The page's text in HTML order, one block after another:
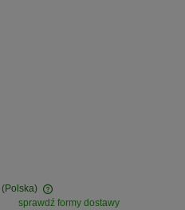
(Polska)
sprawdź formy dostawy